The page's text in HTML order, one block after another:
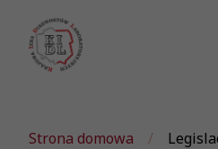
Strona domowa